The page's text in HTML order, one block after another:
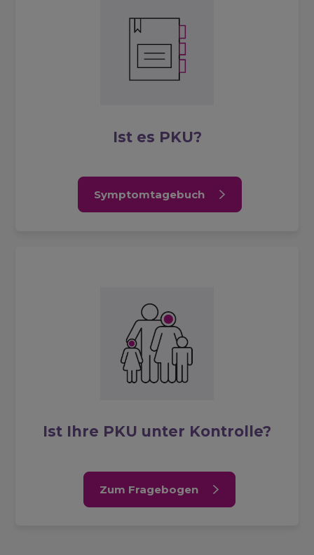
Ist es PKU?
Symptomtagebuch
Ist Ihre PKU unter Kontrolle?
Zum Fragebogen